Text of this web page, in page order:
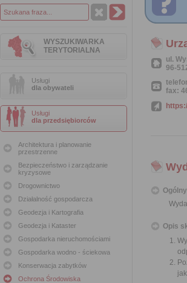
WYSZUKIWARKA
TERYTORIALNA
Usługi
dla obywateli
Usługi
dla przedsiębiorców
Architektura i planowanie
przestrzenne
Bezpieczeństwo i zarządzanie
kryzysowe
Drogownictwo
Działalność gospodarcza
Geodezja i Kartografia
Geodezja i Kataster
Gospodarka nieruchomościami
Gospodarka wodno - ściekowa
Konserwacja zabytków
Ochrona Środowiska
ul.
96-
fax:
Opis